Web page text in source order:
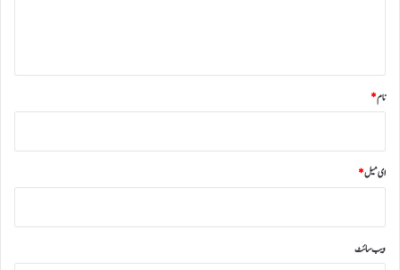
نام*
ای میل*
ویب‌ سائٹ